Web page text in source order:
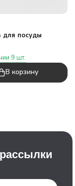
для посуды
9 шт.
В корзину